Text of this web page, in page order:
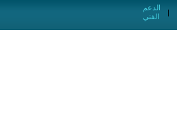
الفني
|